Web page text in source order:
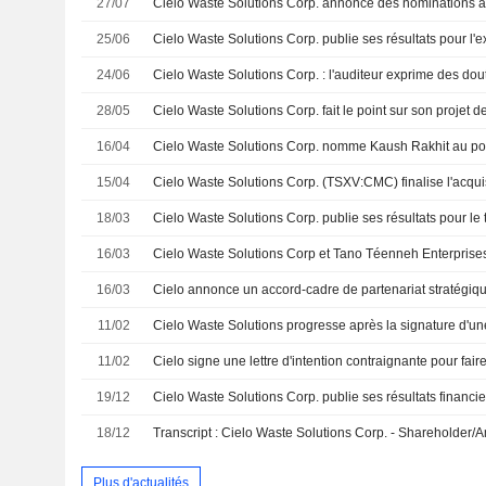
27/07
25/06
24/06
28/05
16/04 Cielo Waste Solutions Corp. nomme Kaush Rakhit au
15/04
18/03
16/03
16/03
11/02
11/02
19/12
18/12 Transcript : Cielo Waste Solutions Corp. - Shareholder/
Plus d'actualités